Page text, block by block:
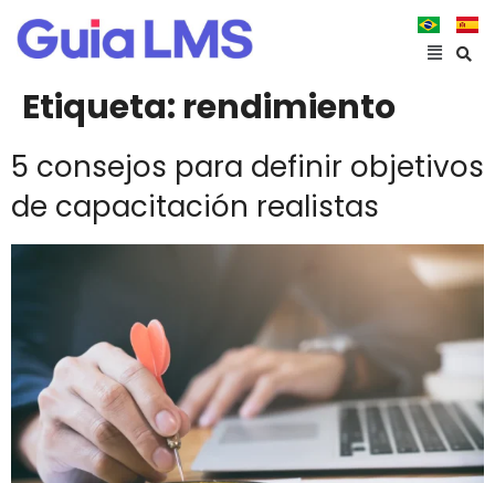
Etiqueta: rendimiento
5 consejos para definir objetivos
de capacitación realistas